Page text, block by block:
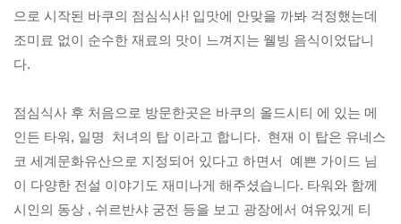
으로 시작된 바쿠의 점심식사! 입맛에 안맞을 까봐 걱정했는데
조미료 없이 순수한 재료의 맛이 느껴지는 웰빙 음식이었답니
다.
점심식사 후 처음으로 방문한곳은 바쿠의 올드시티 에 있는 메
인든 타워, 일명  처녀의 탑 이라고 합니다.  현재 이 탑은 유네스
코 세계문화유산으로 지정되어 있다고 하면서  예쁜 가이드 님
이 다양한 전설 이야기도 재미나게 해주셨습니다. 타워와 함께
시인의 동상 , 쉬르반샤 궁전 등을 보고 광장에서 여유있게 티